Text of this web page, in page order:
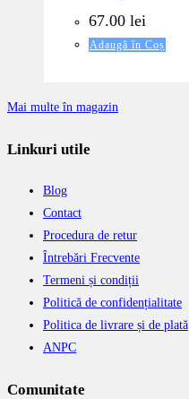
67.00 lei
Adaugă în Coș
Mai multe în magazin
Linkuri utile
Blog
Contact
Procedura de retur
Întrebări Frecvente
Termeni și condiții
Politică de confidențialitate
Politica de livrare și de plată
ANPC
Comunitate